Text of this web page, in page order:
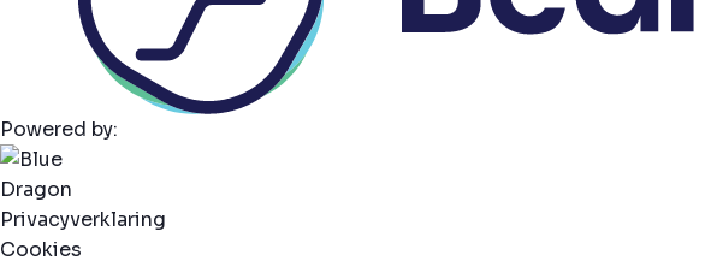
Powered by:
Privacyverklaring
Cookies